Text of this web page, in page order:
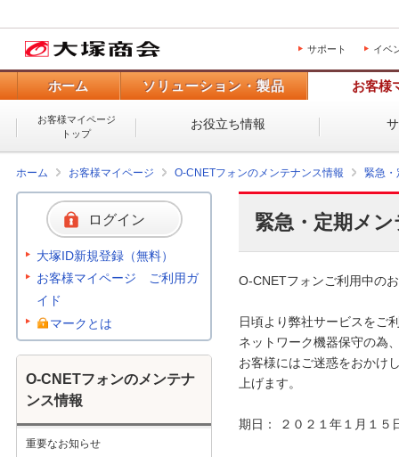
サポート イベ
ホーム ソリューション・製品 お客様
お客様マイページ
トップ
お役立ち情報
ホーム お客様マイページ O-CNETフォンのメンテナンス情報 緊急・
緊急・定期メ
O-CNETフォンご利用中の
日頃より弊社サービスをご
ネットワーク機器保守の為
お客様にはご迷惑をおかけ
上げます。
期日： ２０２１年１月１５
ログイン
大塚ID新規登録（無料）
お客様マイページ ご利用ガ
イド
マークとは
O-CNETフォンのメンテナ
ンス情報
重要なお知らせ